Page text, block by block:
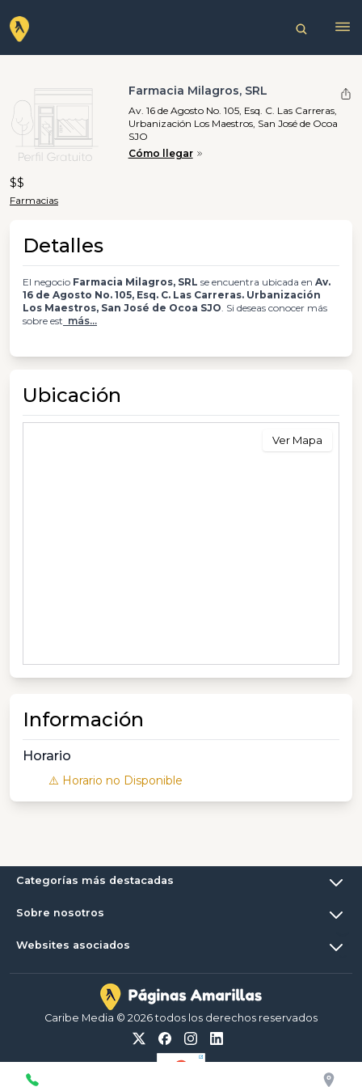
Farmacia Milagros, SRL
Av. 16 de Agosto No. 105, Esq. C. Las Carreras,
Urbanización Los Maestros, San José de Ocoa
SJO
Cómo llegar
$$
Farmacias
Detalles
El negocio Farmacia Milagros, SRL se encuentra ubicada en Av.
16 de Agosto No. 105, Esq. C. Las Carreras. Urbanización
Los Maestros, San José de Ocoa SJO. Si deseas conocer más
sobre est más...
Ubicación
Ver Mapa
Información
Horario
⚠️ Horario no Disponible
Categorías más destacadas
Sobre nosotros
Websites asociados
Caribe Media © 2026 todos los derechos reservados